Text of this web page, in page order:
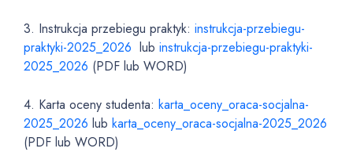
3. Instrukcja przebiegu praktyk: instrukcja-przebiegu-
praktyki-2025_2026 lub instrukcja-przebiegu-praktyki-
2025_2026 (PDF lub WORD)
4. Karta oceny studenta: karta_oceny_oraca-socjalna-
2025_2026 lub karta_oceny_oraca-socjalna-2025_2026
(PDF lub WORD)